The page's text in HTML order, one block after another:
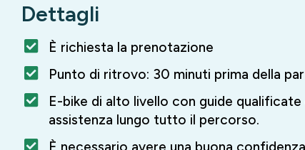
Dettagli
È richiesta la prenotazione
Punto di ritrovo: 30 minuti prima della
E-bike di alto livello con guide
assistenza lungo tutto il percorso.